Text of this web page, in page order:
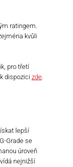
ratingem.
kvůli
pro třetí
dispozici zde.
lepší
Grade se
úroveň
nejnižší